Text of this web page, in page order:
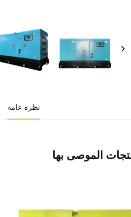
نظرة عامة
الموصى بها